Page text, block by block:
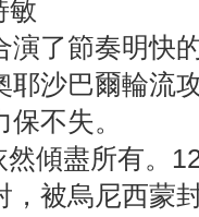
敏
演了節奏明快
耶沙巴爾輪流
不失。
傾盡所有。
，被烏尼西蒙